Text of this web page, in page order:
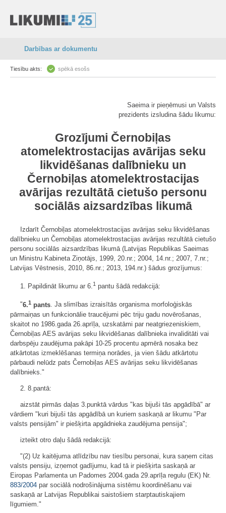
Darbības ar dokumentu
Tiesību akts: spēkā esošs
Saeima ir pieņēmusi un Valsts
prezidents izsludina šādu likumu:
Grozījumi Černobiļas
atomelektrostacijas avārijas seku
likvidēšanas dalībnieku un
Černobiļas atomelektrostacijas
avārijas rezultātā cietušo personu
sociālās aizsardzības likumā
Izdarīt Černobiļas atomelektrostacijas avārijas seku likvidēšanas
dalībnieku un Černobiļas atomelektrostacijas avārijas rezultātā cietušo
personu sociālās aizsardzības likumā (Latvijas Republikas Saeimas
un Ministru Kabineta Ziņotājs, 1999, 20.nr.; 2004, 14.nr.; 2007, 7.nr.;
Latvijas Vēstnesis, 2010, 86.nr.; 2013, 194.nr.) šādus grozījumus:
1. Papildināt likumu ar 6.1 pantu šādā redakcijā:
"6.1 pants. Ja slimības izraisītās organisma morfoloģiskās
pārmaiņas un funkcionālie traucējumi pēc triju gadu novērošanas,
skaitot no 1986.gada 26.aprīļa, uzskatāmi par neatgriezeniskiem,
Černobiļas AES avārijas seku likvidēšanas dalībnieka invaliditāti vai
darbspēju zaudējuma pakāpi 10-25 procentu apmērā nosaka bez
atkārtotas izmeklēšanas termiņa norādes, ja vien šādu atkārtotu
pārbaudi nelūdz pats Černobiļas AES avārijas seku likvidēšanas
dalībnieks."
2. 8.pantā:
aizstāt pirmās daļas 3.punktā vārdus "kas bijuši tās apgādībā" ar
vārdiem "kuri bijuši tās apgādībā un kuriem saskaņā ar likumu "Par
valsts pensijām" ir piešķirta apgādnieka zaudējuma pensija";
izteikt otro daļu šādā redakcijā:
"(2) Uz kaitējuma atlīdzību nav tiesību personai, kura saņem citas
valsts pensiju, izņemot gadījumu, kad tā ir piešķirta saskaņā ar
Eiropas Parlamenta un Padomes 2004.gada 29.aprīļa regulu (EK) Nr.
883/2004 par sociālā nodrošinājuma sistēmu koordinēšanu vai
saskaņā ar Latvijas Republikai saistošiem starptautiskajiem
līgumiem."